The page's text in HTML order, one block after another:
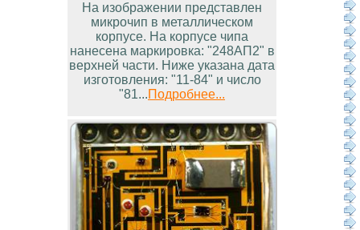
На изображении представлен
микрочип в металлическом
корпусе. На корпусе чипа
нанесена маркировка: "248АП2" в
верхней части. Ниже указана дата
изготовления: "11-84" и число
"81...Подробнее...